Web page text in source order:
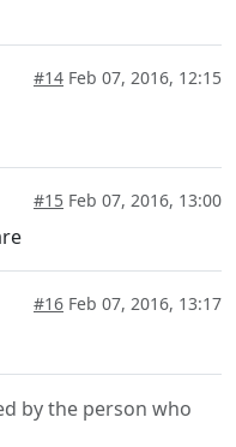
#14 Feb 07, 2016, 12:15
#15 Feb 07, 2016, 13:00
#16 Feb 07, 2016, 13:17
by the person who